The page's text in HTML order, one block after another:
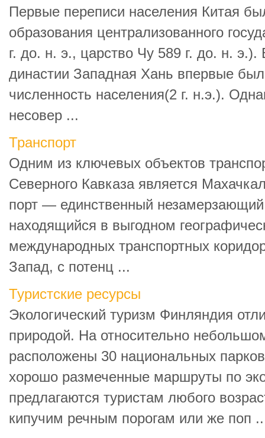
Первые переписи населения Китая
образования централизованного
г. до. н. э., царство Чу 589 г. до. н.
династии Западная Хань впервые
численность населения(2 г. н.э.).
несовер ...
Транспорт
Одним из ключевых объектов
Северного Кавказа является
порт — единственный
находящийся в выгодном
международных транспортных
Запад, с потенц ...
Туристские ресурсы
Экологический туризм Финляндия
природой. На относительно
расположены 30 национальных
хорошо размеченные маршруты по
предлагаются туристам любого
кипучим речным порогам или же поп